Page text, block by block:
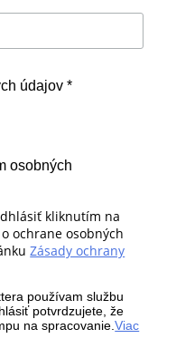
údajov *
osobných
kliknutím na
ochrane osobných
Zásady ochrany
používam službu
potvrdzujete, že
na spracovanie.Viac